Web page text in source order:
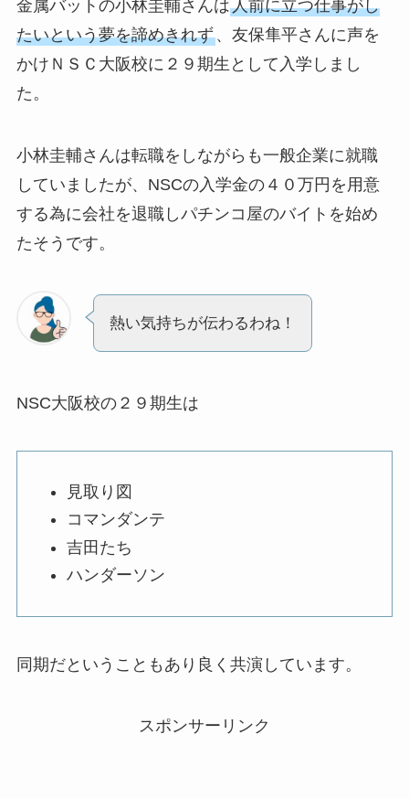
金属バットの小林圭輔さんは人前に立つ仕事がし
たいという夢を諦めきれず、友保隼平さんに声を
かけＮＳＣ大阪校に２９期生として入学しまし
た。
小林圭輔さんは転職をしながらも一般企業に就職
していましたが、NSCの入学金の４０万円を用意
する為に会社を退職しパチンコ屋のバイトを始め
たそうです。
熱い気持ちが伝わるわね！
NSC大阪校の２９期生は
見取り図
コマンダンテ
吉田たち
ハンダーソン
同期だということもあり良く共演しています。
スポンサーリンク